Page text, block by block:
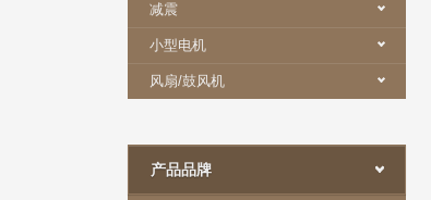
减震
小型电机
风扇/鼓风机
产品品牌